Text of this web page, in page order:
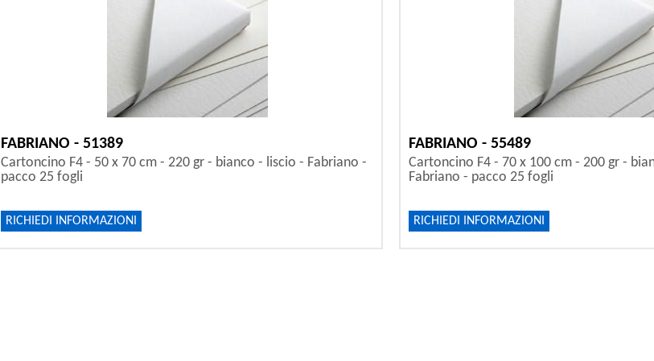
FABRIANO - 51389
Cartoncino F4 - 50 x 70 cm - 220 gr - bianco - liscio - Fabriano -
pacco 25 fogli
RICHIEDI INFORMAZIONI
FABRIANO - 55489
Cartoncino F4 - 70 x 100 cm - 200 gr -
Fabriano - pacco 25 fogli
RICHIEDI INFORMAZIONI